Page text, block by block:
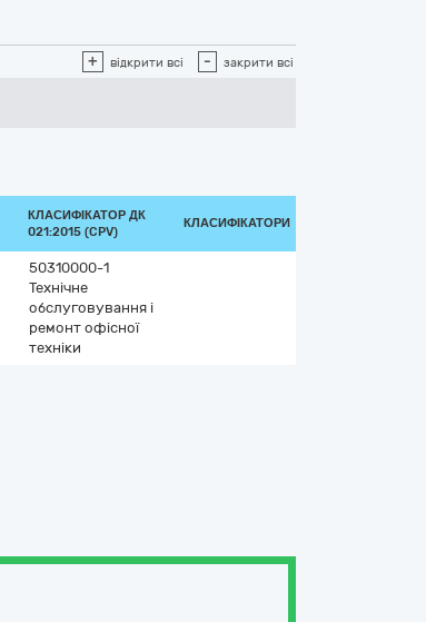
+ відкрити всі - закрити всі
КЛАСИФІКАТОР ДК
021:2015 (CPV)
КЛАСИФІКАТОРИ
50310000-1
Технічне
обслуговування і
ремонт офісної
техніки